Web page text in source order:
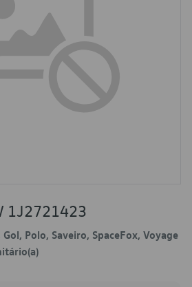
1J2721423
Gol, Polo, Saveiro, SpaceFox, Voyage